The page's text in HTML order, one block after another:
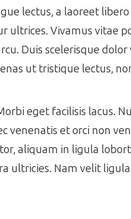
lectus, a laoreet
ultrices. Vivamus vitae
Duis scelerisque
ut tristique lectus,
eget facilisis lacus.
venenatis et orci non
aliquam in ligula
ultricies. Nam velit